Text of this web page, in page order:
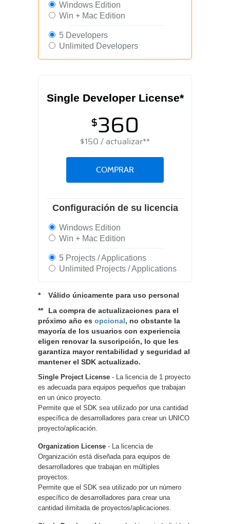
Windows Edition
Win + Mac Edition
5 Developers
Unlimited Developers
Single Developer License*
$360
$150 / actualizar**
COMPRAR
Configuración de su licencia
Windows Edition
Win + Mac Edition
5 Projects / Applications
Unlimited Projects / Applications
*
Válido únicamente para uso personal
**
La compra de actualizaciones para el
próximo año es opcional, no obstante la
mayoría de los usuarios con experiencia
eligen renovar la suscripción, lo que les
garantiza mayor rentabilidad y seguridad al
mantener el SDK actualizado.
Single Project License - La licencia de 1 proyecto
es adecuada para equipos pequeños que trabajan
en un único proyecto.
Permite que el SDK sea utilizado por una cantidad
específica de desarrolladores para crear un UNICO
proyecto/aplicación.
Organization License - La licencia de
Organización está diseñada para equipos de
desarrolladores que trabajan en múltiples
proyectos.
Permite que el SDK sea utilizado por un número
específico de desarrolladores para crear una
cantidad ilimitada de proyectos/aplicaciones.